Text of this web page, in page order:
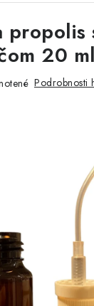
PRODUKTOM
propolis
20 ml
Podrobnosti